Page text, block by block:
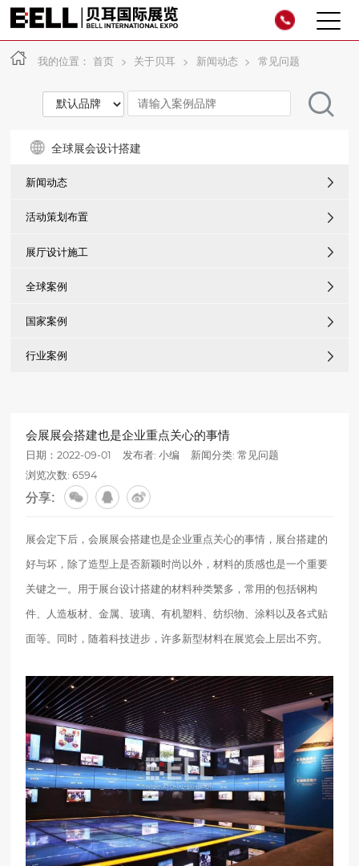
我的位置： 首页 > 关于贝耳 > 新闻动态 > 常见问题
全球展会设计搭建
新闻动态
活动策划布置
展厅设计施工
全球案例
国家案例
行业案例
会展展会搭建也是企业重点关心的事情
日期：2022-09-01 发布者: 小编 新闻分类: 常见问题
浏览次数: 6594
分享:
展会定下后，会展展会搭建也是企业重点关心的事情，展台搭建的
好与坏，除了造型上是否新颖时尚以外，材料的质感也是一个重要
关键之一。用于展台设计搭建的材料种类繁多，常用的包括钢构
件、人造板材、金属、玻璃、有机塑料、纺织物、涂料以及各式贴
面等。同时，随着科技进步，许多新型材料在展览会上层出不穷。